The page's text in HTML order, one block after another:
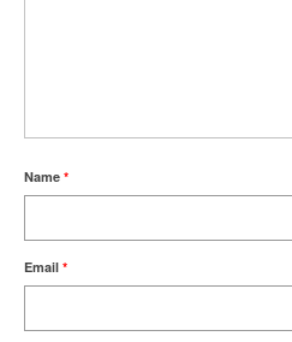
Name *
Email *